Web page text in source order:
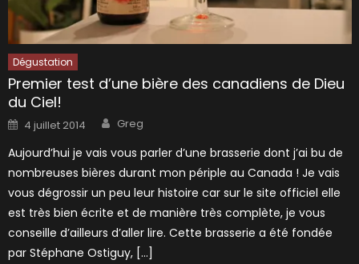
Dégustation
Premier test d’une bière des canadiens de Dieu
du Ciel!
Posted
on
4 juillet 2014 Author
Greg
Aujourd’hui je vais vous parler d’une brasserie dont j’ai bu de
nombreuses bières durant mon périple au Canada ! Je vais
vous dégrossir un peu leur histoire car sur le site officiel elle
est très bien écrite et de manière très complète, je vous
conseille d’ailleurs d’aller lire. Cette brasserie a été fondée
par Stéphane Ostiguy, […]